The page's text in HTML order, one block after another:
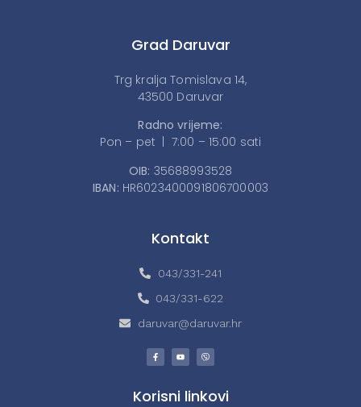
Grad Daruvar
Trg kralja Tomislava 14,
43500 Daruvar
Radno vrijeme:
Pon – pet | 7:00 – 15:00 sati
OIB: 35688993528
IBAN: HR6023400091806700003
Kontakt
043/331-241
043/331-622
daruvar@daruvar.hr
Korisni linkovi